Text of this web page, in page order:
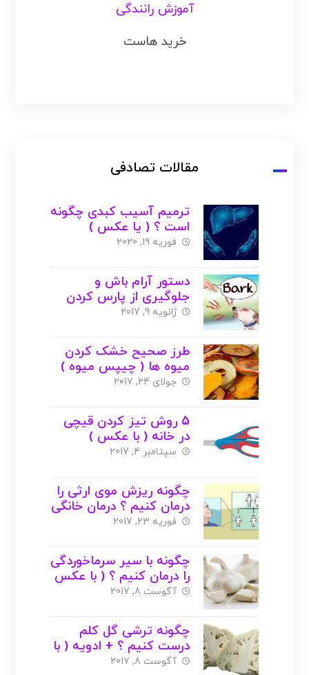
آموزش رانندگی
خرید هاست
مقالات تصادفی
ترمیم آسیب کبدی چگونه
است ؟ ( یا عکس )
فوریه 19, 2020
دستور آرام باش و
جلوگیری از پارس کردن
بی مورد سگ
ژانویه 9, 2017
طرز صحیح خشک کردن
میوه ها ( چیپس میوه )
+ عکس
جولای 24, 2017
5 روش تیز کردن قیچی
در خانه ( با عکس )
سپتامبر 4, 2017
چگونه ریزش موی ارثی را
درمان کنیم ؟ درمان خانگی
( عکس )
فوریه 23, 2017
چگونه با سیر سرماخوردگی
را درمان کنیم ؟ ( با عکس
)
آگوست 8, 2017
چگونه ترشی گل کلم
درست کنیم ؟ + ادویه ( با
عکس )
آگوست 8, 2017